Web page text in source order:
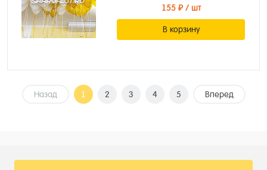
155 ₽/ шт
В корзину
Назад 1 2 3 4 5 Вперед